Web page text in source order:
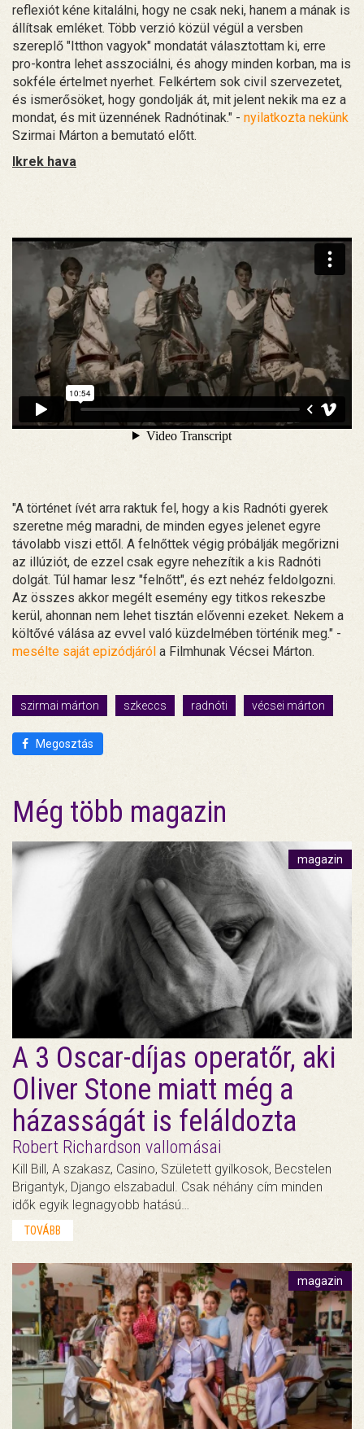
reflexiót kéne kitalálni, hogy ne csak neki, hanem a mának is
állítsak emléket. Több verzió közül végül a versben
szereplő "Itthon vagyok" mondatát választottam ki, erre
pro-kontra lehet asszociálni, és ahogy minden korban, ma is
sokféle értelmet nyerhet. Felkértem sok civil szervezetet,
és ismerősöket, hogy gondolják át, mit jelent nekik ma ez a
mondat, és mit üzennének Radnótinak." - nyilatkozta nekünk
Szirmai Márton a bemutató előtt.
Ikrek hava
"A történet ívét arra raktuk fel, hogy a kis Radnóti gyerek
szeretne még maradni, de minden egyes jelenet egyre
távolabb viszi ettől. A felnőttek végig próbálják megőrizni
az illúziót, de ezzel csak egyre nehezítik a kis Radnóti
dolgát. Túl hamar lesz "felnőtt", és ezt nehéz feldolgozni.
Az összes akkor megélt esemény egy titkos rekeszbe
kerül, ahonnan nem lehet tisztán elővenni ezeket. Nekem a
költővé válása az evvel való küzdelmében történik meg." -
mesélte saját epizódjáról a Filmhunak Vécsei Márton.
szirmai márton szkeccs radnóti vécsei márton
Megosztás
Még több magazin
magazin
A 3 Oscar-díjas operatőr, aki
Oliver Stone miatt még a
házasságát is feláldozta
Robert Richardson vallomásai
Kill Bill, A szakasz, Casino, Született gyilkosok, Becstelen
Brigantyk, Django elszabadul. Csak néhány cím minden
idők egyik legnagyobb hatású…
TOVÁBB
magazin